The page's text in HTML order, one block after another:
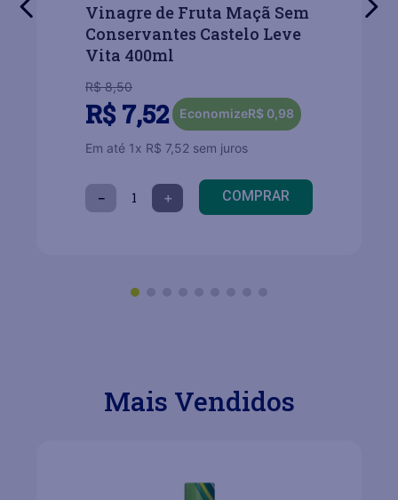
Vinagre de Fruta Maçã Sem
Conservantes Castelo Leve
Vita 400ml
R$ 8,50
R$ 7,52 EconomizeR$ 0,98
Em até 1x R$ 7, 52 sem juros
＋
－ COMPRAR
Mais Vendidos